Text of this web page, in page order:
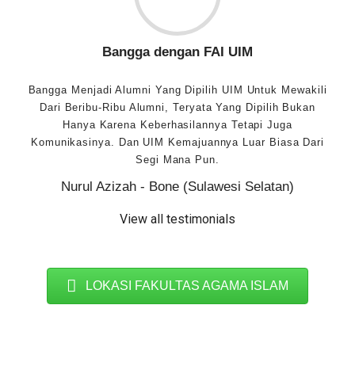
Bangga dengan FAI UIM
Bangga Menjadi Alumni Yang Dipilih UIM Untuk Mewakili
Dari Beribu-Ribu Alumni, Teryata Yang Dipilih Bukan
Hanya Karena Keberhasilannya Tetapi Juga
Komunikasinya. Dan UIM Kemajuannya Luar Biasa Dari
Segi Mana Pun.
Nurul Azizah - Bone (Sulawesi Selatan)
View all testimonials
LOKASI FAKULTAS AGAMA ISLAM